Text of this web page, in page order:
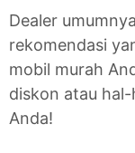
Dealer
rekomendasi
mobil murah
diskon atau
Anda!